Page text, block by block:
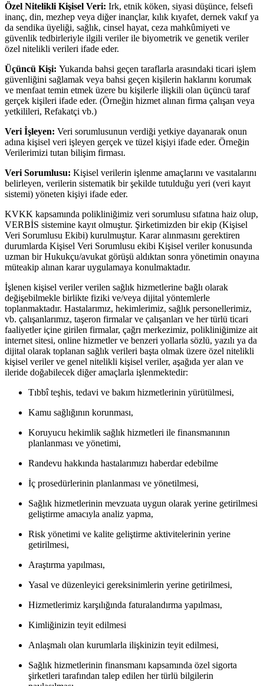
Özel Nitelikli Kişisel Veri: Irk, etnik köken, siyasi düşünce, felsefi
inanç, din, mezhep veya diğer inançlar, kılık kıyafet, dernek vakıf ya
da sendika üyeliği, sağlık, cinsel hayat, ceza mahkûmiyeti ve
güvenlik tedbirleriyle ilgili veriler ile biyometrik ve genetik veriler
özel nitelikli verileri ifade eder.
Üçüncü Kişi: Yukarıda bahsi geçen taraflarla arasındaki ticari işlem
güvenliğini sağlamak veya bahsi geçen kişilerin haklarını korumak
ve menfaat temin etmek üzere bu kişilerle ilişkili olan üçüncü taraf
gerçek kişileri ifade eder. (Örneğin hizmet alınan firma çalışan veya
yetkilileri, Refakatçi vb.)
Veri İşleyen: Veri sorumlusunun verdiği yetkiye dayanarak onun
adına kişisel veri işleyen gerçek ve tüzel kişiyi ifade eder. Örneğin
Verilerimizi tutan bilişim firması.
Veri Sorumlusu: Kişisel verilerin işlenme amaçlarını ve vasıtalarını
belirleyen, verilerin sistematik bir şekilde tutulduğu yeri (veri kayıt
sistemi) yöneten kişiyi ifade eder.
KVKK kapsamında polikliniğimiz veri sorumlusu sıfatına haiz olup,
VERBİS sistemine kayıt olmuştur. Şirketimizden bir ekip (Kişisel
Veri Sorumlusu Ekibi) kurulmuştur. Karar alınmasını gerektiren
durumlarda Kişisel Veri Sorumlusu ekibi Kişisel veriler konusunda
uzman bir Hukukçu/avukat görüşü aldıktan sonra yönetimin onayına
müteakip alınan karar uygulamaya konulmaktadır.
İşlenen kişisel veriler verilen sağlık hizmetlerine bağlı olarak
değişebilmekle birlikte fiziki ve/veya dijital yöntemlerle
toplanmaktadır. Hastalarımız, hekimlerimiz, sağlık personellerimiz,
vb. çalışanlarımız, taşeron firmalar ve çalışanları ve her türlü ticari
faaliyetler içine girilen firmalar, çağrı merkezimiz, polikliniğimize ait
internet sitesi, online hizmetler ve benzeri yollarla sözlü, yazılı ya da
dijital olarak toplanan sağlık verileri başta olmak üzere özel nitelikli
kişisel veriler ve genel nitelikli kişisel veriler, aşağıda yer alan ve
ileride doğabilecek diğer amaçlarla işlenmektedir:
Tıbbî teşhis, tedavi ve bakım hizmetlerinin yürütülmesi,
Kamu sağlığının korunması,
Koruyucu hekimlik sağlık hizmetleri ile finansmanının
planlanması ve yönetimi,
Randevu hakkında hastalarımızı haberdar edebilme
İç prosedürlerinin planlanması ve yönetilmesi,
Sağlık hizmetlerinin mevzuata uygun olarak yerine getirilmesi
geliştirme amacıyla analiz yapma,
Risk yönetimi ve kalite geliştirme aktivitelerinin yerine
getirilmesi,
Araştırma yapılması,
Yasal ve düzenleyici gereksinimlerin yerine getirilmesi,
Hizmetlerimiz karşılığında faturalandırma yapılması,
Kimliğinizin teyit edilmesi
Anlaşmalı olan kurumlarla ilişkinizin teyit edilmesi,
Sağlık hizmetlerinin finansmanı kapsamında özel sigorta
şirketleri tarafından talep edilen her türlü bilgilerin